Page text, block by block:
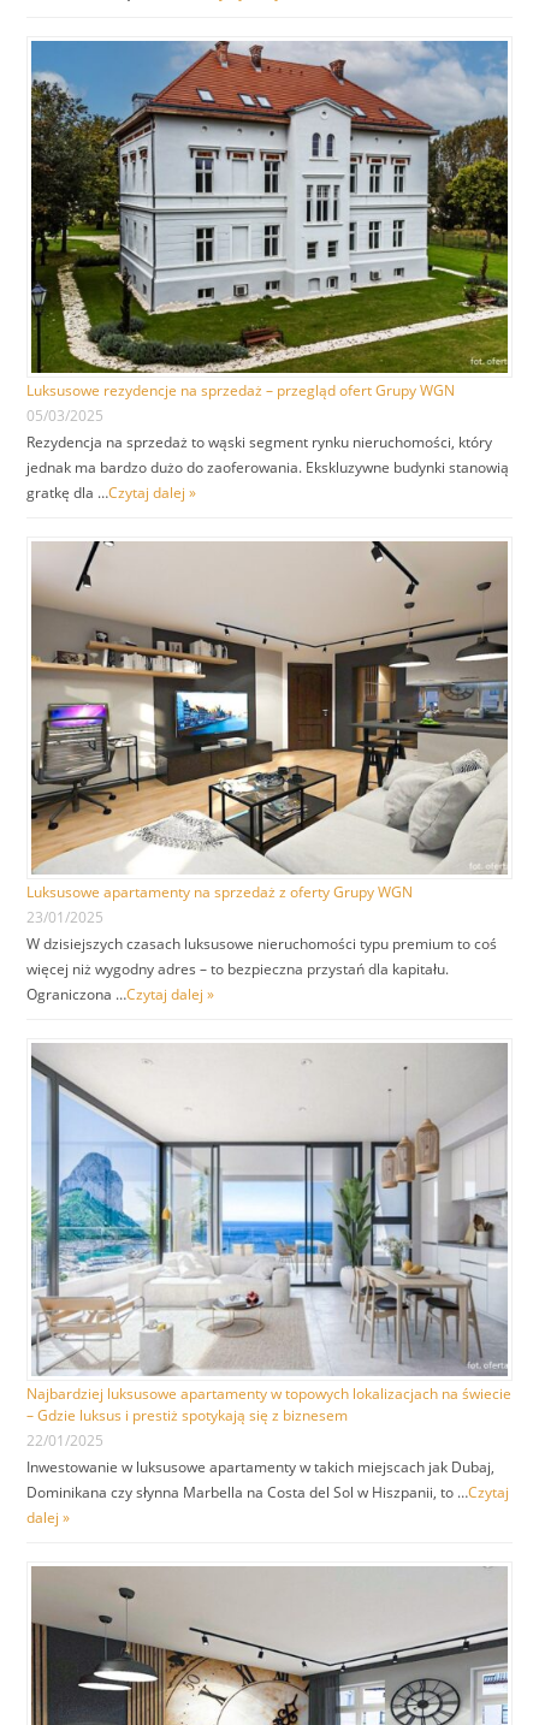
Luksusowe rezydencje na sprzedaż – przegląd ofert Grupy WGN
05/03/2025
Rezydencja na sprzedaż to wąski segment rynku nieruchomości, który
jednak ma bardzo dużo do zaoferowania. Ekskluzywne budynki stanowią
gratkę dla …Czytaj dalej »
Luksusowe apartamenty na sprzedaż z oferty Grupy WGN
23/01/2025
W dzisiejszych czasach luksusowe nieruchomości typu premium to coś
więcej niż wygodny adres – to bezpieczna przystań dla kapitału.
Ograniczona …Czytaj dalej »
Najbardziej luksusowe apartamenty w topowych lokalizacjach na świecie
– Gdzie luksus i prestiż spotykają się z biznesem
22/01/2025
Inwestowanie w luksusowe apartamenty w takich miejscach jak Dubaj,
Dominikana czy słynna Marbella na Costa del Sol w Hiszpanii, to …Czytaj
dalej »